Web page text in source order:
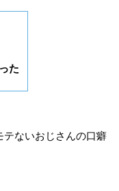
た
テないおじさんの口癖